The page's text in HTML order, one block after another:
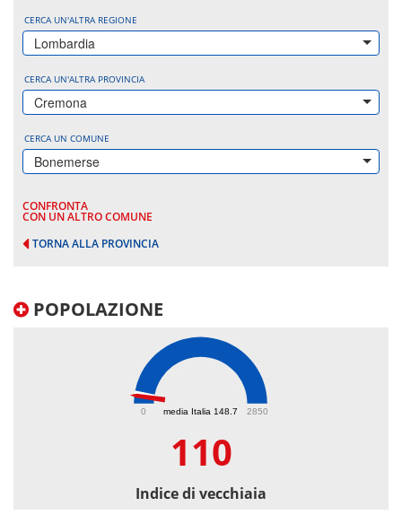
CERCA UN'ALTRA REGIONE
Lombardia
CERCA UN'ALTRA PROVINCIA
Cremona
CERCA UN COMUNE
Bonemerse
CONFRONTA
CON UN ALTRO COMUNE
TORNA ALLA PROVINCIA
POPOLAZIONE
media Italia 148.7
0 2850
110
Indice di vecchiaia